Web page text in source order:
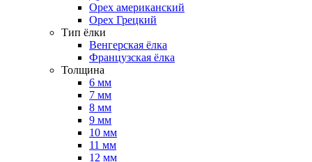
Орех американский
Орех Грецкий
Тип ёлки
Венгерская ёлка
Французская ёлка
Толщина
6 мм
7 мм
8 мм
9 мм
10 мм
11 мм
12 мм